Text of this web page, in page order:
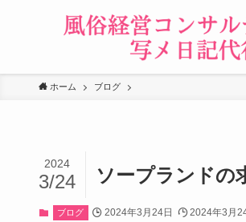
ホーム ブログ
ソープランドの
2024
3/24
ブログ 2024年3月24日 2024年3月